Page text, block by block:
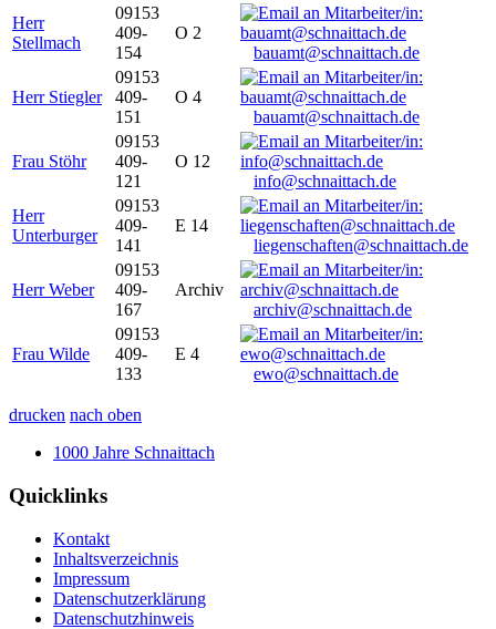
Herr
Stellmach
09153
409-
154
O 2
bauamt@schnaittach.de
Herr Stiegler
09153
409-
151
O 4
bauamt@schnaittach.de
Frau Stöhr
09153
409-
121
O 12
info@schnaittach.de
Herr
Unterburger
09153
409-
141
E 14
liegenschaften@schnaittach.de
Herr Weber
09153
409-
167
Archiv
archiv@schnaittach.de
Frau Wilde
09153
409-
133
E 4
ewo@schnaittach.de
drucken nach oben
1000 Jahre Schnaittach
Quicklinks
Kontakt
Inhaltsverzeichnis
Impressum
Datenschutzerklärung
Datenschutzhinweis